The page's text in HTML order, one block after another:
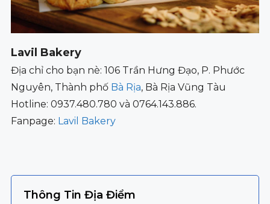
Lavil Bakery
Địa chỉ cho bạn nè: 106 Trần Hưng Đạo, P. Phước
Nguyên, Thành phố Bà Rịa, Bà Rịa Vũng Tàu
Hotline: 0937.480.780 và 0764.143.886.
Fanpage: Lavil Bakery
Thông Tin Địa Điểm